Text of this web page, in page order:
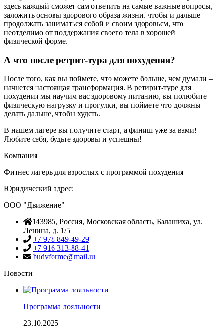
здесь каждый сможет сам ответить на самые важные вопросы,
заложить основы здорового образа жизни, чтобы и дальше
продолжать заниматься собой и своим здоровьем, что
неотделимо от поддержания своего тела в хорошей
физической форме.
А что после ретрит-тура для похудения?
После того, как вы поймете, что можете больше, чем думали –
начнется настоящая трансформация. В ретирит-туре для
похудения мы научим вас здоровому питанию, вы полюбите
физическую нагрузку и прогулки, вы поймете что должны
делать дальше, чтобы худеть.
В нашем лагере вы получите старт, а финиш уже за вами!
Любите себя, будьте здоровы и успешны!
Компания
Фитнес лагерь для взрослых с программой похудения
Юридический адрес:
ООО "Движение"
143985, Россия, Московская область, Балашиха, ул.
Ленина, д. 1/5
+7 978 849-49-29
+7 916 313-88-41
budvforme@mail.ru
Новости
Программа лояльности
23.10.2025